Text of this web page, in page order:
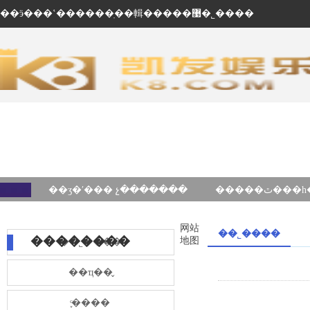
��ӭ���ʽ������ֽ��輯�����޹�˾����
��ʒ�ʹ��� չ�������
��������
��˾����
��ҵ��̬
֪ͨ����
��˾����
网站
地图